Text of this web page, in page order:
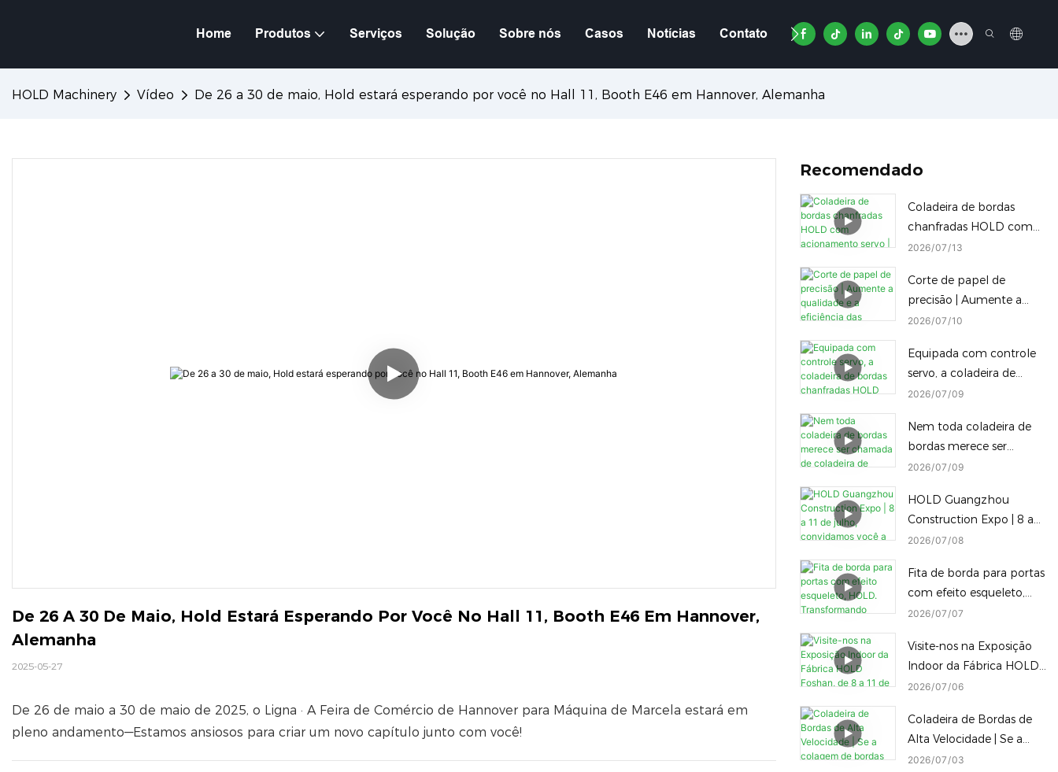
Home Produtos Serviços Solução Sobre nós Casos Notícias Contato Vídeo
HOLD Machinery Vídeo De 26 a 30 de maio, Hold estará esperando por você no Hall 11, Booth E46 em Hannover, Alemanha
De 26 A 30 De Maio, Hold Estará Esperando Por Você No Hall 11, Booth E46 Em Hannover,
Alemanha
2025-05-27
De 26 de maio a 30 de maio de 2025, o Ligna · A Feira de Comércio de Hannover para Máquina de Marcela estará em
pleno andamento—Estamos ansiosos para criar um novo capítulo junto com você!
Recomendado
Coladeira de bordas
chanfradas HOLD com
acionamento servo |
clique entre selagem de
borda reta chanfrada e
inclinada
2026 07 13
Corte de papel de
precisão | Aumente a
qualidade e a eficiência
Máquina de embalagem
inteligente HOLD
2026 07 10
Equipada com controle
servo, a coladeira de
bordas chanfradas HOLD
instantânea, com um
único clique, de
diferentes alturas de
bordas chanfradas,
reduzindo o tempo de
inatividade.
2026 07 09
Nem toda coladeira de
bordas merece ser
chamada de coladeira de
e nem toda máquina
Diamond Edge consegue
alternar para uma borda
2026 07 09
HOLD Guangzhou
Construction Expo | 8 a
11 de julho, convidamos
fábrica.
2026 07 08
Fita de borda para portas
com efeito esqueleto,
HOLD. Transformando
2026 07 07
Visite-nos na Exposição
Indoor da Fábrica HOLD
Foshan, de 8 a 11 de
completa de máquinas
para trabalhar madeira
no local.
2026 07 06
Coladeira de Bordas de
Alta Velocidade | Se a
colagem de bordas não
2026 07 03